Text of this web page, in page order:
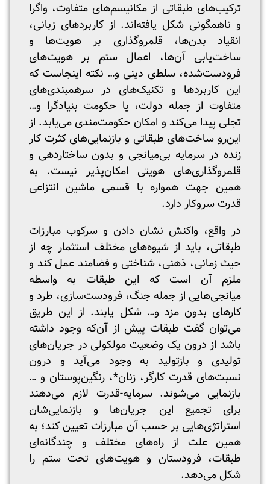
ترکیب‌های طبقاتی از مکانیسم‌های متفاوت، واگرا
و ناهمگونی شکل یافته‌اند. از کاربرد‌های زبانی،
انقیاد‌ بدن‌ها، قلمروگذاری بر هویت‌ها و
ساخت‌یابی آن‌ها، اعمال ستم بر هویت‌های
فرودست‌شده، سلط‌ی دینی و… نکته اینجاست که
این کاربرد‌ها و تکنیک‌های در سرهمبندی‌های
متفاوت از جمله دولت، یا حکومت بنیادگرا و…
تجلی پیدا می‌کند و امکان حکومت‌مندی می‌یابد. از
این‌رو ساخت‌های طبقاتی و بازنمایی‌های کثرت کار
زنده در سرمایه بی‌میانجی و بدون ساختاردهی و
قلمروگذاری‌های هویتی امکان‌پذیر نیست. به
همین جهت همواره با قسمی ماشین انتزاعی
قدرت سروکار دارد.
در واقع، واکنش نشان دادن و سرکوب مبارزات
طبقاتی، باید از شیوه‌های مختلف استثمار چه از
حیث زمانی، ذهنی، شناختی و فضا‌مند عمل کند و
ملزم آن است که این طبقات به واسطه
میانجی‌هایی از جمله جنگ، فرودست‌سازی، طرد و
کار‌های بدون مزد و… شکل یابند. از این طریق
می‌توان گفت طبقات پیش از آن‌که وجود داشته
باشد از درون یک وضعیت مولکولی در جریان‌های
تولیدی و بازتولید به وجود می‌آید و درون
نسبت‌های قدرت کارگر، زنان*، رنگین‌پوستان و …
بازنمایی می‌شوند. سرمایه-قدرت لازم می‌دهند
برای تجمیع این جریان‌ها و بازنمایی‌شان
استراتژی‌هایی بر حسب آن مبارزات تعیین کند؛ به
همین علت از راه‌های مختلف و‌ چندگانه‌ای
طبقات، فرودستان و هویت‌های تحت ستم را
شکل می‌دهد.